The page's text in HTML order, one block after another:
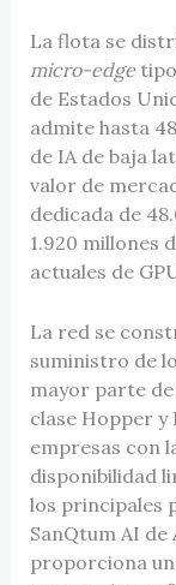
La flota se
micro-edgetipo
de Estados
admite hasta
de IA de baja
valor de
dedicada de
1.920 millones
actuales de
La red se
suministro de
mayor parte de
clase Hopper y
empresas con
disponibilidad
los principales
SanQtum AI
proporciona